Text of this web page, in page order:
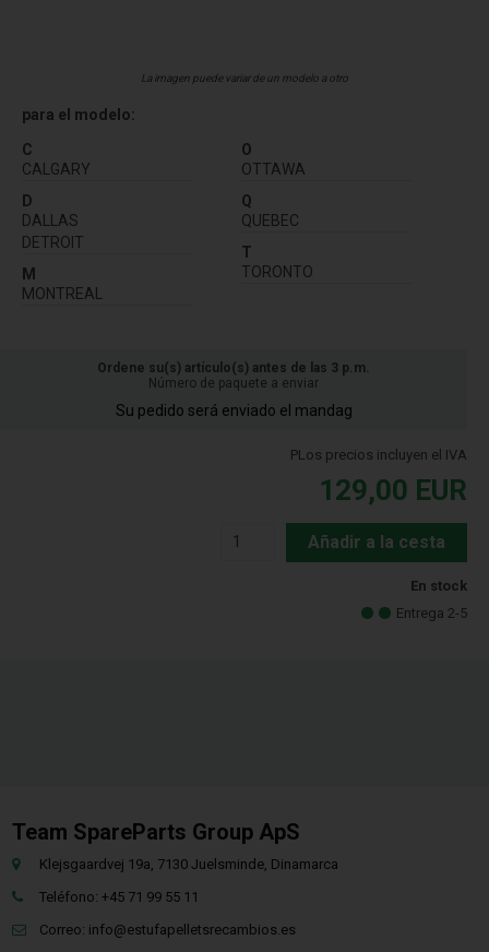
La imagen puede variar de un modelo a otro
para el modelo:
C
CALGARY
D
DALLAS
DETROIT
M
MONTREAL
O
OTTAWA
Q
QUEBEC
T
TORONTO
Ordene su(s) artículo(s) antes de las 3 p.m.
Número de paquete a enviar
Su pedido será enviado el mandag
PLos precios incluyen el IVA
129,00 EUR
Añadir a la cesta
En stock
Entrega 2-5
Team SpareParts Group ApS
Klejsgaardvej 19a, 7130 Juelsminde, Dinamarca
Teléfono: +45 71 99 55 11
Correo: info@estufapelletsrecambios.es